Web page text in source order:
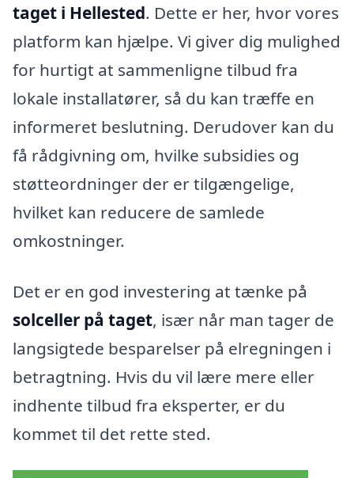
taget i Hellested. Dette er her, hvor vores
platform kan hjælpe. Vi giver dig mulighed
for hurtigt at sammenligne tilbud fra
lokale installatører, så du kan træffe en
informeret beslutning. Derudover kan du
få rådgivning om, hvilke subsidies og
støtteordninger der er tilgængelige,
hvilket kan reducere de samlede
omkostninger.
Det er en god investering at tænke på
solceller på taget, især når man tager de
langsigtede besparelser på elregningen i
betragtning. Hvis du vil lære mere eller
indhente tilbud fra eksperter, er du
kommet til det rette sted.